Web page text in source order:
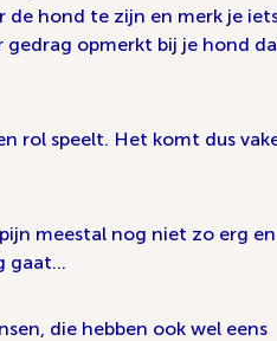
de hond te zijn en merk je
gedrag opmerkt bij je hond
rol speelt. Het komt dus
meestal nog niet zo erg
gaat…
die hebben ook wel eens